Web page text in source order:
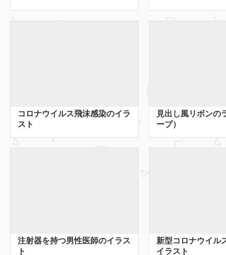
コロナウイルス飛沫感染のイラ
スト
見出し風リボンの
ーブ）
注射器を持つ男性医師のイラス
ト
新型コロナウイル
イラスト